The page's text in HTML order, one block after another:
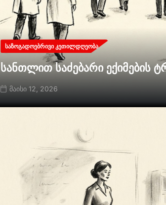
ᲡᲐᲖᲝᲒᲐᲓᲝᲔᲑᲠᲘᲕᲘ ᲙᲔᲗᲘᲚᲓᲦᲔᲝᲑᲐ
სანთლით საძებარი ექიმების
მაისი 12, 2026